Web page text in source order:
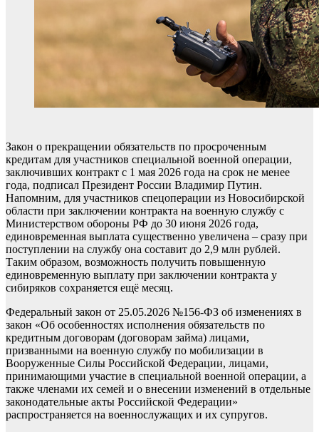
Закон о прекращении обязательств по просроченным
кредитам для участников специальной военной операции,
заключивших контракт с 1 мая 2026 года на срок не менее
года, подписал Президент России Владимир Путин.
Напомним, для участников спецоперации из Новосибирской
области при заключении контракта на военную службу с
Министерством обороны РФ до 30 июня 2026 года,
единовременная выплата существенно увеличена – сразу при
поступлении на службу она составит до 2,9 млн рублей.
Таким образом, возможность получить повышенную
единовременную выплату при заключении контракта у
сибиряков сохраняется ещё месяц.
Федеральный закон от 25.05.2026 №156-ФЗ об изменениях в
закон «Об особенностях исполнения обязательств по
кредитным договорам (договорам займа) лицами,
призванными на военную службу по мобилизации в
Вооруженные Силы Российской Федерации, лицами,
принимающими участие в специальной военной операции, а
также членами их семей и о внесении изменений в отдельные
законодательные акты Российской Федерации»
распространяется на военнослужащих и их супругов.